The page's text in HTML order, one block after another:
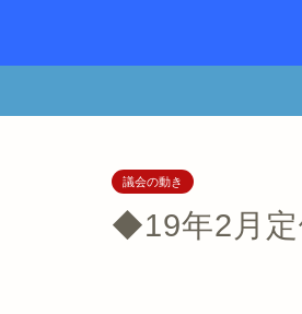
議会の動き
◆19年2月